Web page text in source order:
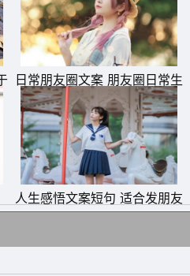
一封写好，却没有勇气寄出的
渴望，却不曾牵手的爱人。
来世的缘，错在今生相见，图
云烟，待沧海变桑田，在踌确
如若挽留的就是不就是结局就
日常朋友圈文案 朋友圈日常生
活小短句
人生感悟文案短句 适合发朋友
圈的感慨句子